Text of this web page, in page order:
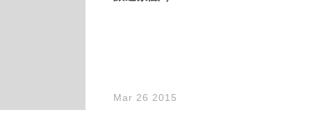
Mar 26 2015